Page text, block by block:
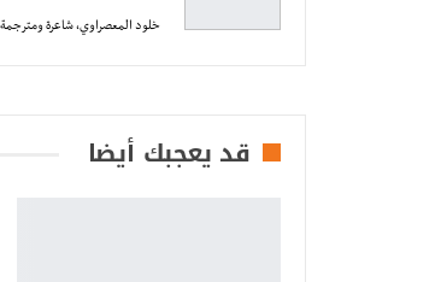
خلود المعصراوي، شاعرة
قد يعجبك أيضا